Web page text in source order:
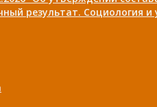
результат. Социология и